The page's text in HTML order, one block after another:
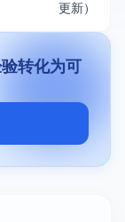
更新）
转化为可